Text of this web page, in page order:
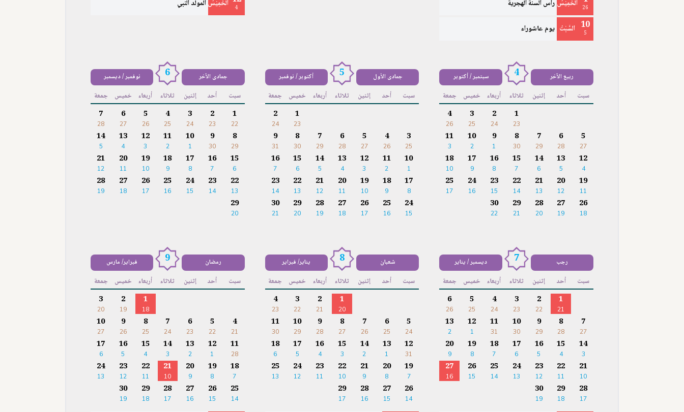
26 الخَمِيْسُ رأس السنة الهجرية
10
5 السَّبْتُ يوم عاشوراء
4 الخَمِيْسُالمولد النبي
ربيع الآخر 4 سبتمبر / أكتوبر
سبت أحد إثنين ثلاثاء أربعاء خميس جمعة
1
23
2
24
3
25
4
26
5
27
6
28
7
29
8
30
9
1
10
2
11
3
12
4
13
5
14
6
15
7
16
8
17
9
18
10
19
11
20
12
21
13
22
14
23
15
24
16
25
17
26
18
27
19
28
20
29
21
30
22
جمادى الأول 5 أكتوبر / نوفمبر
سبت أحد إثنين ثلاثاء أربعاء خميس جمعة
1
23
2
24
3
25
4
26
5
27
6
28
7
29
8
30
9
31
10
1
11
2
12
3
13
4
14
5
15
6
16
7
17
8
18
9
19
10
20
11
21
12
22
13
23
14
24
15
25
16
26
17
27
18
28
19
29
20
30
21
جمادى الآخر 6 نوفمبر / ديسمبر
سبت أحد إثنين ثلاثاء أربعاء خميس جمعة
1
22
2
23
3
24
4
25
5
26
6
27
7
28
8
29
9
30
10
1
11
2
12
3
13
4
14
5
15
6
16
7
17
8
18
9
19
10
20
11
21
12
22
13
23
14
24
15
25
16
26
17
27
18
28
19
29
20
رجب 7 ديسمبر / يناير
سبت أحد إثنين ثلاثاء أربعاء خميس جمعة
1
21
2
22
3
23
4
24
5
25
6
26
7
27
8
28
9
29
10
30
11
31
12
1
13
2
14
3
15
4
16
5
17
6
18
7
19
8
20
9
21
10
22
11
23
12
24
13
25
14
26
15
27
16
28
17
29
18
30
19
شعبان 8 يناير/ فبراير
سبت أحد إثنين ثلاثاء أربعاء خميس جمعة
1
20
2
21
3
22
4
23
5
24
6
25
7
26
8
27
9
28
10
29
11
30
12
31
13
1
14
2
15
3
16
4
17
5
18
6
19
7
20
8
21
9
22
10
23
11
24
12
25
13
26
14
27
15
28
16
29
17
رمضان 9 فبراير/ مارس
سبت أحد إثنين ثلاثاء أربعاء خميس جمعة
1
18
2
19
3
20
4
21
5
22
6
23
7
24
8
25
9
26
10
27
11
28
12
1
13
2
14
3
15
4
16
5
17
6
18
7
19
8
20
9
21
10
22
11
23
12
24
13
25
14
26
15
27
16
28
17
29
18
30
19